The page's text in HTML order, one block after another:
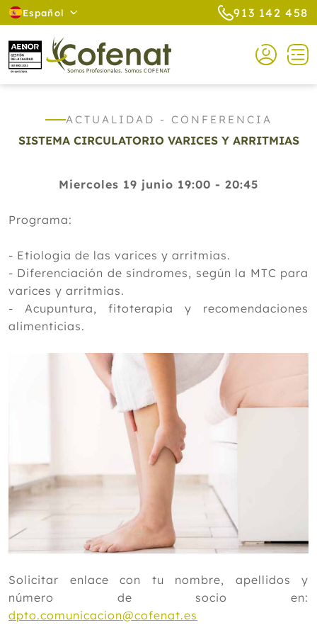
Español 913 142 458
ACTUALIDAD - CONFERENCIA
SISTEMA CIRCULATORIO VARICES Y ARRITMIAS
Miercoles 19 junio 19:00 - 20:45
Programa:
- Etiologia de las varices y arritmias.
- Diferenciación de síndromes, según la MTC para
varices y arritmias.
- Acupuntura, fitoterapia y recomendaciones
alimenticias.
Solicitar enlace con tu nombre, apellidos y
número de socio en:
dpto.comunicacion@cofenat.es